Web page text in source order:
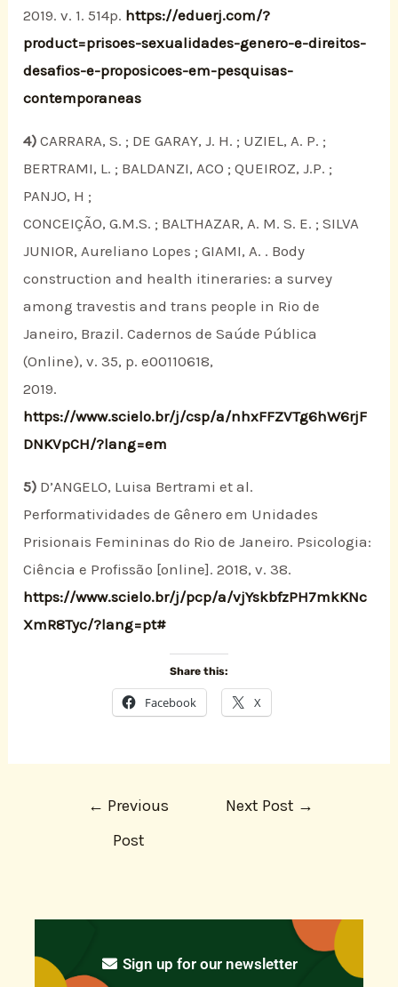
2019. v. 1. 514p. https://eduerj.com/?
product=prisoes-sexualidades-genero-e-direitos-
desafios-e-proposicoes-em-pesquisas-
contemporaneas
4)CARRARA, S. ; DE GARAY, J. H. ; UZIEL, A. P. ;
BERTRAMI, L. ; BALDANZI, ACO ; QUEIROZ, J.P. ;
PANJO, H ;
CONCEIÇÃO, G.M.S. ; BALTHAZAR, A. M. S. E. ; SILVA
JUNIOR, Aureliano Lopes ; GIAMI, A. . Body
construction and health itineraries: a survey
among travestis and trans people in Rio de
Janeiro, Brazil. Cadernos de Saúde Pública
(Online), v. 35, p. e00110618,
2019.
https://www.scielo.br/j/csp/a/nhxFFZVTg6hW6rjF
DNKVpCH/?lang=em
5) D’ANGELO, Luisa Bertrami et al.
Performatividades de Gênero em Unidades
Prisionais Femininas do Rio de Janeiro. Psicologia:
Ciência e Profissão [online]. 2018, v. 38.
https://www.scielo.br/j/pcp/a/vjYskbfzPH7mkKNc
XmR8Tyc/?lang=pt#
Share this:
Facebook X
← Previous
Post
Next Post →
Sign up for our newsletter